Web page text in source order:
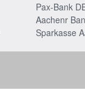
Pax-Bank
Aachenr
Sparkasse